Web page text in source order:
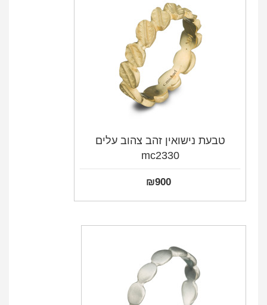
טבעת נישואין זהב צהוב עלים
mc2330
₪900